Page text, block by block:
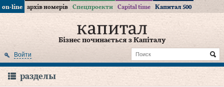
on-line архів номерів Спецпроекти Capital time Капитал 500
Бізнес починається з Капіталу
Войти
разделы